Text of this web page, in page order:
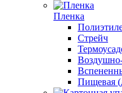
Пленка
Стрейч
Пищевая